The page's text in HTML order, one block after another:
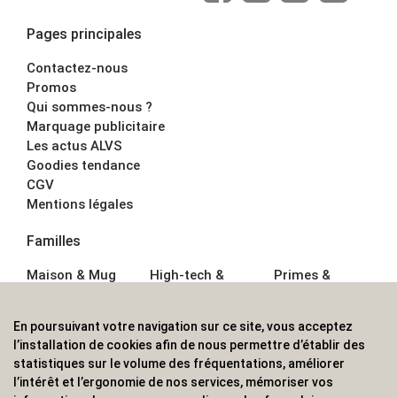
Pages principales
Contactez-nous
Promos
Qui sommes-nous ?
Marquage publicitaire
Les actus ALVS
Goodies tendance
CGV
Mentions légales
Familles
Maison & Mug
Écriture
Bagagerie sacs
High-tech &
Sport &
Outdoor
Enfant
Primes &
Boisson
Textile &
Casquette
Accessoires de
En poursuivant votre navigation sur ce site, vous acceptez
l’installation de cookies afin de nous permettre d’établir des
statistiques sur le volume des fréquentations, améliorer
l’intérêt et l’ergonomie de nos services, mémoriser vos